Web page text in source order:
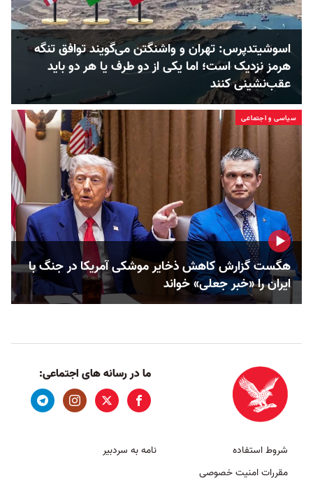
اسوشیتدپرس: تهران و واشنگتن می‌گویند توافق تنگه
هرمز نزدیک است؛ اما یکی از دو طرف یا هر دو باید
عقب‌نشینی کنند
سیاسی و اجتماعی
هگست گزارش کاهش ذخایر موشکی آمریکا در جنگ با
ایران را «خبر جعلی» خواند
ما در رسانه های اجتماعی:
شروط استفاده
مقررات امنیت خصوصی
نامه به سردبیر